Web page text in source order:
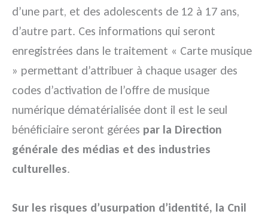
d’une part, et des adolescents de 12 à 17 ans,
d’autre part. Ces informations qui seront
enregistrées dans le traitement « Carte musique
» permettant d’attribuer à chaque usager des
codes d’activation de l’offre de musique
numérique dématérialisée dont il est le seul
bénéficiaire seront gérées par la Direction
générale des médias et des industries
culturelles.
Sur les risques d’usurpation d’identité, la Cnil